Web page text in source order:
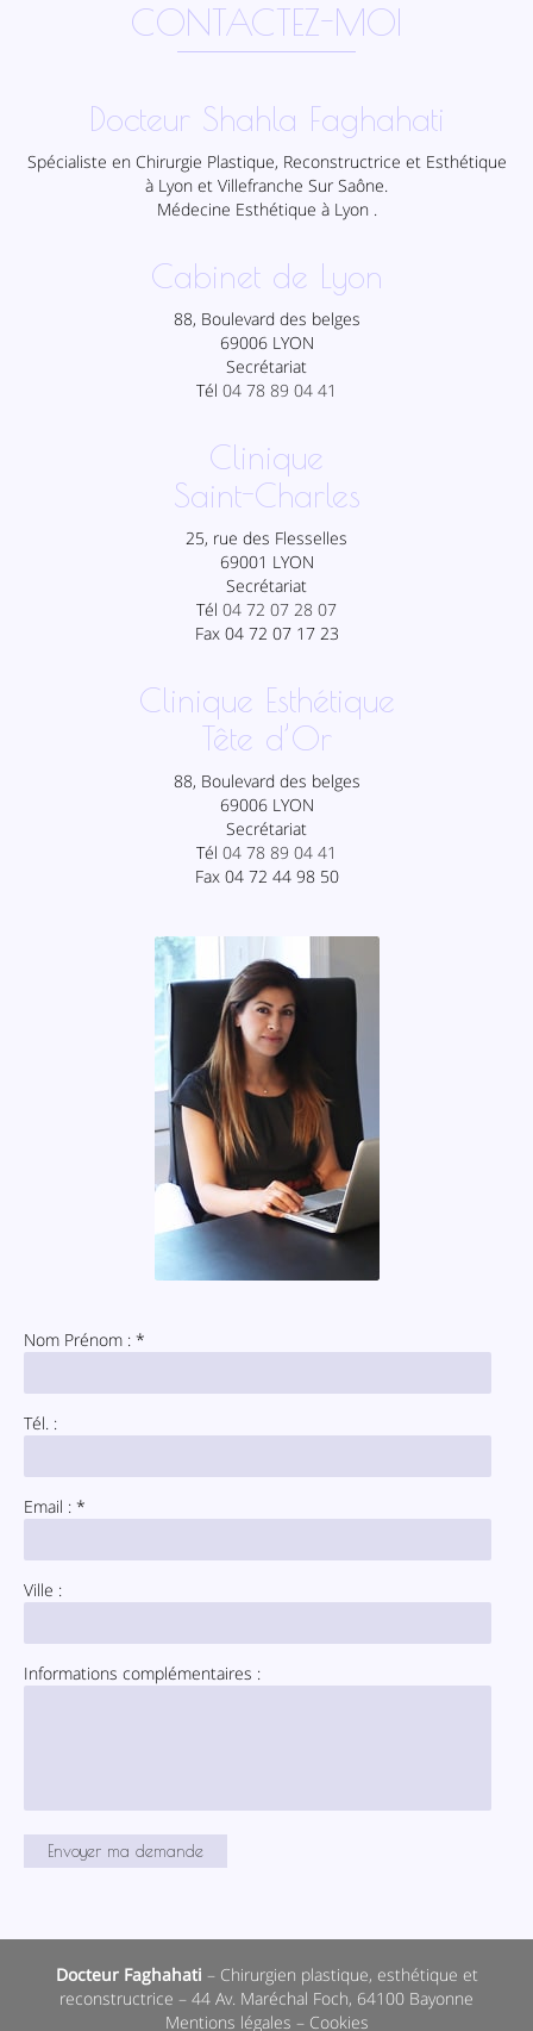
CONTACTEZ-MOI
Docteur Shahla Faghahati
Spécialiste en Chirurgie Plastique, Reconstructrice et Esthétique
à Lyon et Villefranche Sur Saône.
Médecine Esthétique à Lyon .
Cabinet de Lyon
88, Boulevard des belges
69006 LYON
Secrétariat
Tél 04 78 89 04 41
Clinique
Saint-Charles
25, rue des Flesselles
69001 LYON
Secrétariat
Tél 04 72 07 28 07
Fax 04 72 07 17 23
Clinique Esthétique
Tête d’Or
88, Boulevard des belges
69006 LYON
Secrétariat
Tél 04 78 89 04 41
Fax 04 72 44 98 50
Nom Prénom : *
Tél. :
Email : *
Ville :
Informations complémentaires :
Docteur Faghahati – Chirurgien plastique, esthétique et
reconstructrice – 44 Av. Maréchal Foch, 64100 Bayonne
Mentions légales – Cookies